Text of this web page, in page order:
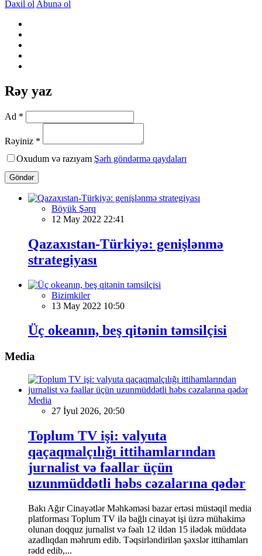
Daxil ol Abunə ol
Rəy yaz
Ad *
Rəyiniz *
Oxudum və razıyam Şərh göndərmə qaydaları
Göndər
Böyük Şərq
12 May 2022 22:41
Qazaxıstan-Türkiyə: genişlənmə
strategiyası
Bizimkiler
13 May 2022 10:50
Üç okeanın, beş qitənin təmsilçisi
Media
Media
27 İyul 2026, 20:50
Toplum TV işi: valyuta
qaçaqmalçılığı ittihamlarından
jurnalist və fəallar üçün
uzunmüddətli həbs cəzalarına qədər
Bakı Ağır Cinayətlər Məhkəməsi bazar ertəsi müstəqil media
platforması Toplum TV ilə bağlı cinayət işi üzrə mühakimə
olunan doqquz jurnalist və fəalı 12 ildən 15 ilədək müddətə
azadlıqdan məhrum edib. Təqsirləndirilən şəxslər ittihamları
rədd edib,...